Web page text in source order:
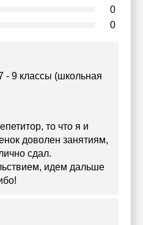
0
0
- 9 классы (школьная
то что я и
доволен занятиям,
сдал.
идем дальше